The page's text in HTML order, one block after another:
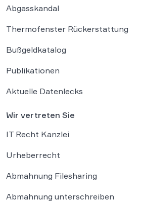
Abgasskandal
Thermofenster Rückerstattung
Bußgeldkatalog
Publikationen
Aktuelle Datenlecks
Wir vertreten Sie
IT Recht Kanzlei
Urheberrecht
Abmahnung Filesharing
Abmahnung unterschreiben